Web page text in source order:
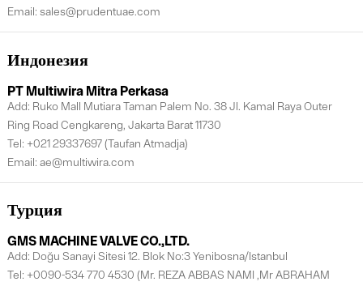
Email: sales@prudentuae.com
Индонезия
PT Multiwira Mitra Perkasa
Add: Ruko Mall Mutiara Taman Palem No. 38 Jl. Kamal Raya Outer
Ring Road Cengkareng, Jakarta Barat 11730
Tel: +021 29337697 (Taufan Atmadja)
Email: ae@multiwira.com
Турция
GMS MACHINE VALVE CO.,LTD.
Add: Doğu Sanayi Sitesi 12. Blok No:3 Yenibosna/Istanbul
Tel: +0090-534 770 4530 (Mr. REZA ABBAS NAMI ,Mr ABRAHAM